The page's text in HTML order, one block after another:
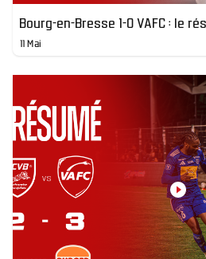
Bourg-en-Bresse 1-0 VAFC : le
11 Mai